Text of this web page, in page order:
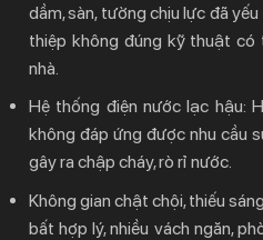
dầm, sàn, tường chịu lực đã
thiệp không đúng kỹ thuật có
nhà.
Hệ thống điện nước lạc hậu:
không đáp ứng được nhu cầu
gây ra chập cháy, rò rỉ nước.
Không gian chật chội, thiếu
bất hợp lý, nhiều vách ngăn,